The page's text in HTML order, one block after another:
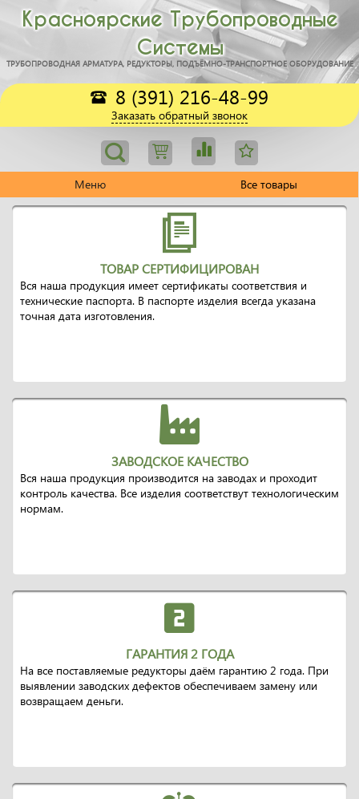
Красноярские Трубопроводные
Системы
ТРУБОПРОВОДНАЯ АРМАТУРА, РЕДУКТОРЫ, ПОДЪЁМНО-ТРАНСПОРТНОЕ ОБОРУДОВАНИЕ
8 (391) 216-48-99
Заказать обратный звонок
Меню Все товары
ТОВАР СЕРТИФИЦИРОВАН
Вся наша продукция имеет сертификаты соответствия и
технические паспорта. В паспорте изделия всегда указана
точная дата изготовления.
ЗАВОДСКОЕ КАЧЕСТВО
Вся наша продукция производится на заводах и проходит
контроль качества. Все изделия соответствут технологическим
нормам.
ГАРАНТИЯ 2 ГОДА
На все поставляемые редукторы даём гарантию 2 года. При
выявлении заводских дефектов обеспечиваем замену или
возвращаем деньги.